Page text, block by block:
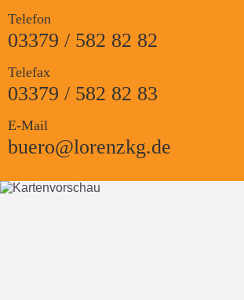
Telefon
03379 / 582 82 82
Telefax
03379 / 582 82 83
E-Mail
buero@lorenzkg.de